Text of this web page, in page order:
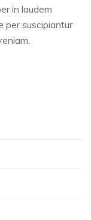
in laudem
per suscipiantur